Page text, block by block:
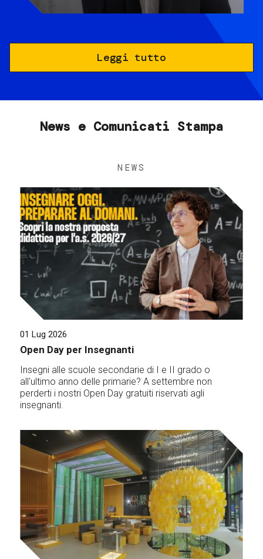
Leggi tutto
News e Comunicati Stampa
NEWS
01 Lug 2026
Open Day per Insegnanti
Insegni alle scuole secondarie di I e II grado o
all'ultimo anno delle primarie? A settembre non
perderti i nostri Open Day gratuiti riservati agli
insegnanti.